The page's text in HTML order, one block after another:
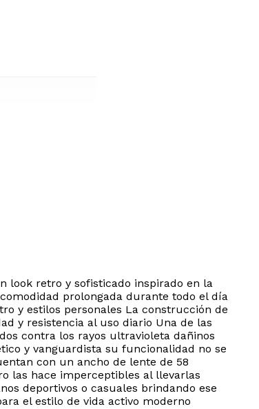
look retro y sofisticado inspirado en la
prolongada durante todo el día
y estilos personales La construcción de
y resistencia al uso diario Una de las
contra los rayos ultravioleta dañinos
y vanguardista su funcionalidad no se
con un ancho de lente de 58
las hace imperceptibles al llevarlas
deportivos o casuales brindando ese
el estilo de vida activo moderno